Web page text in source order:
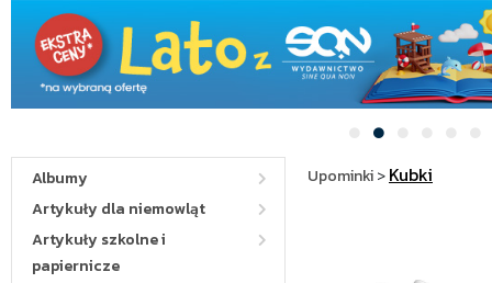
Albumy
Artykuły dla niemowląt
Artykuły szkolne i
papiernicze
Upominki>Kubki